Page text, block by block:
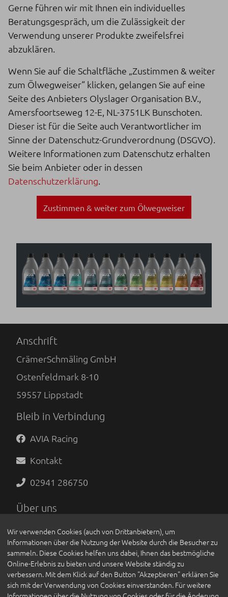
Gerne führen wir mit Ihnen ein individuelles
Beratungsgespräch, um die Zulässigkeit der
Verwendung unserer Produkte zweifelsfrei
abzuklären.
Wenn Sie auf die Schaltfläche „Zustimmen & weiter
zum Ölwegweiser“ klicken, gelangen Sie auf eine
Seite des Anbieters Olyslager Organisation B.V.,
Amersfoortseweg 12-E, NL-3751LK Bunschoten.
Dieser ist für die Seite auch Verantwortlicher im
Sinne der Datenschutz-Grundverordnung (DSGVO).
Weitere Informationen zum Datenschutz erhalten
Sie beim Anbieter oder in dessen
Datenschutzerklärung.
Zustimmen & weiter zum Ölwegweiser
Anschrift
CrämerSchmäling GmbH
Ostenfeldmark 8-10
59557 Lippstadt
Bleib in Verbindung
AVIA Racing
Kontakt
02941 286750
Über uns
Datenschutzunterrichtung
Impressum
AGB
Wir verwenden Cookies (auch von Drittanbietern), um
Informationen über die Nutzung der Website durch die Besucher zu
sammeln. Diese Cookies helfen uns dabei, Ihnen das bestmögliche
Online-Erlebnis zu bieten und unsere Website ständig zu
verbessern. Mit dem Klick auf den Button "Akzeptieren" erklären Sie
sich mit der Verwendung von Cookies einverstanden. Für weitere